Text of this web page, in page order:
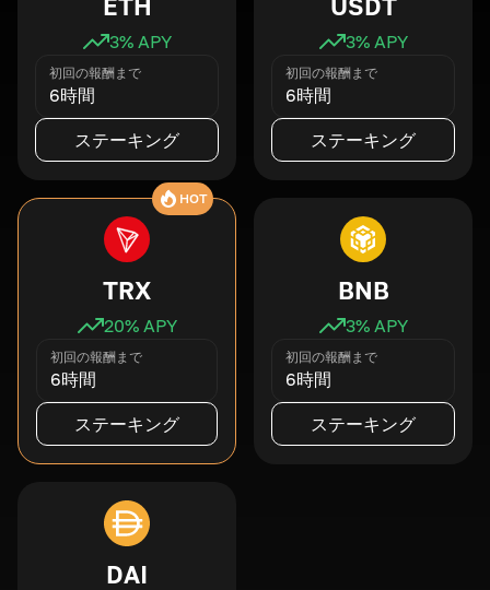
3% APY
初回の報酬まで
6時間
ステーキング
3% APY
初回の報酬まで
6時間
ステーキング
HOT
TRX
20% APY
初回の報酬まで
6時間
ステーキング
BNB
3% APY
初回の報酬まで
6時間
ステーキング
DAI